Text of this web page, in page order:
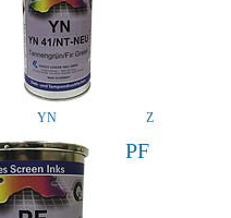
YN Z
PF